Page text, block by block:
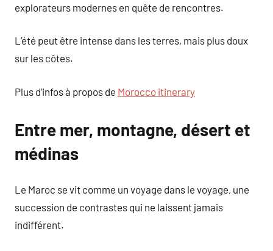
explorateurs modernes en quête de rencontres.
L’été peut être intense dans les terres, mais plus doux
sur les côtes.
Plus d’infos à propos de Morocco itinerary
Entre mer, montagne, désert et
médinas
Le Maroc se vit comme un voyage dans le voyage, une
succession de contrastes qui ne laissent jamais
indifférent.